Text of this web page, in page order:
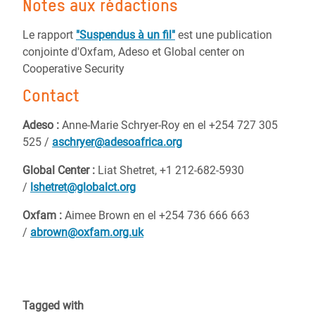
Notes aux rédactions
Le rapport "Suspendus à un fil" est une publication
conjointe d'Oxfam, Adeso et Global center on
Cooperative Security
Contact
Adeso : Anne-Marie Schryer-Roy en el +254 727 305
525 / aschryer@adesoafrica.org
Global Center : Liat Shetret, +1 212-682-5930
/ lshetret@globalct.org
Oxfam : Aimee Brown en el +254 736 666 663
/ abrown@oxfam.org.uk
Tagged with